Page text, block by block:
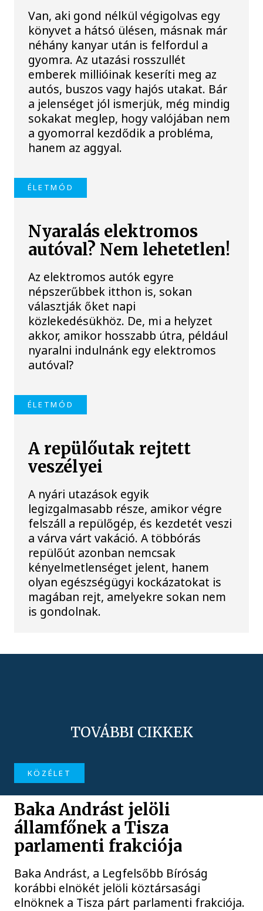
Van, aki gond nélkül végigolvas egy
könyvet a hátsó ülésen, másnak már
néhány kanyar után is felfordul a
gyomra. Az utazási rosszullét
emberek millióinak keseríti meg az
autós, buszos vagy hajós utakat. Bár
a jelenséget jól ismerjük, még mindig
sokakat meglep, hogy valójában nem
a gyomorral kezdődik a probléma,
hanem az aggyal.
ÉLETMÓD
Nyaralás elektromos
autóval? Nem lehetetlen!
Az elektromos autók egyre
népszerűbbek itthon is, sokan
választják őket napi
közlekedésükhöz. De, mi a helyzet
akkor, amikor hosszabb útra, például
nyaralni indulnánk egy elektromos
autóval?
ÉLETMÓD
A repülőutak rejtett
veszélyei
A nyári utazások egyik
legizgalmasabb része, amikor végre
felszáll a repülőgép, és kezdetét veszi
a várva várt vakáció. A többórás
repülőút azonban nemcsak
kényelmetlenséget jelent, hanem
olyan egészségügyi kockázatokat is
magában rejt, amelyekre sokan nem
is gondolnak.
TOVÁBBI CIKKEK
KÖZÉLET
Baka Andrást jelöli
államfőnek a Tisza
parlamenti frakciója
Baka Andrást, a Legfelsőbb Bíróság
korábbi elnökét jelöli köztársasági
elnöknek a Tisza párt parlamenti frakciója.